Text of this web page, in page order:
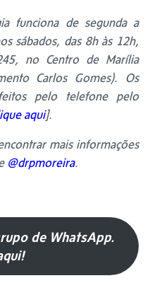
funciona de segunda a
sábados, das 8h às 12h,
no Centro de Marília
Carlos Gomes). Os
pelo telefone pelo
aqui].
mais informações
@drpmoreira.
de WhatsApp.